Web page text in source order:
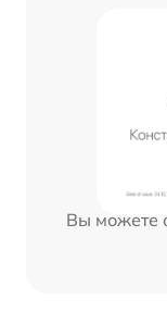
Вы можете